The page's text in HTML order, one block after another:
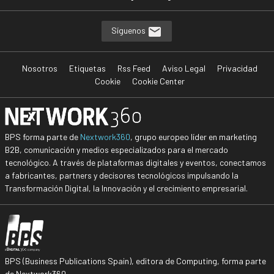
Síguenos
Nosotros Etiquetas Rss Feed Aviso Legal
Privacidad
Cookie
Cookie Center
BPS forma parte de Nextwork360, grupo europeo líder en marketing
B2B, comunicación y medios especializados para el mercado
tecnológico. A través de plataformas digitales y eventos, conectamos
a fabricantes, partners y decisores tecnológicos impulsando la
Transformación Digital, la Innovación y el crecimiento empresarial.
BPS (Business Publications Spain), editora de Computing, forma parte